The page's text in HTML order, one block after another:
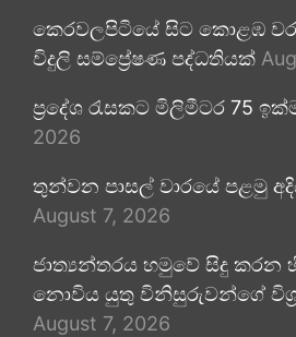
කෙරවලපිටියේ සිට කොළඹ
විදුලි සම්ප්‍රේෂණ පද්ධතියක්
ප්‍රදේශ රැසකට මිලිමීටර 75
2026
තුන්වන පාසල් වාරයේ පළමු
August 7, 2026
ජාත්‍යන්තරය හමුවේ සිදු
නොවිය යුතු විනිසුරුවන්ගේ
August 7, 2026